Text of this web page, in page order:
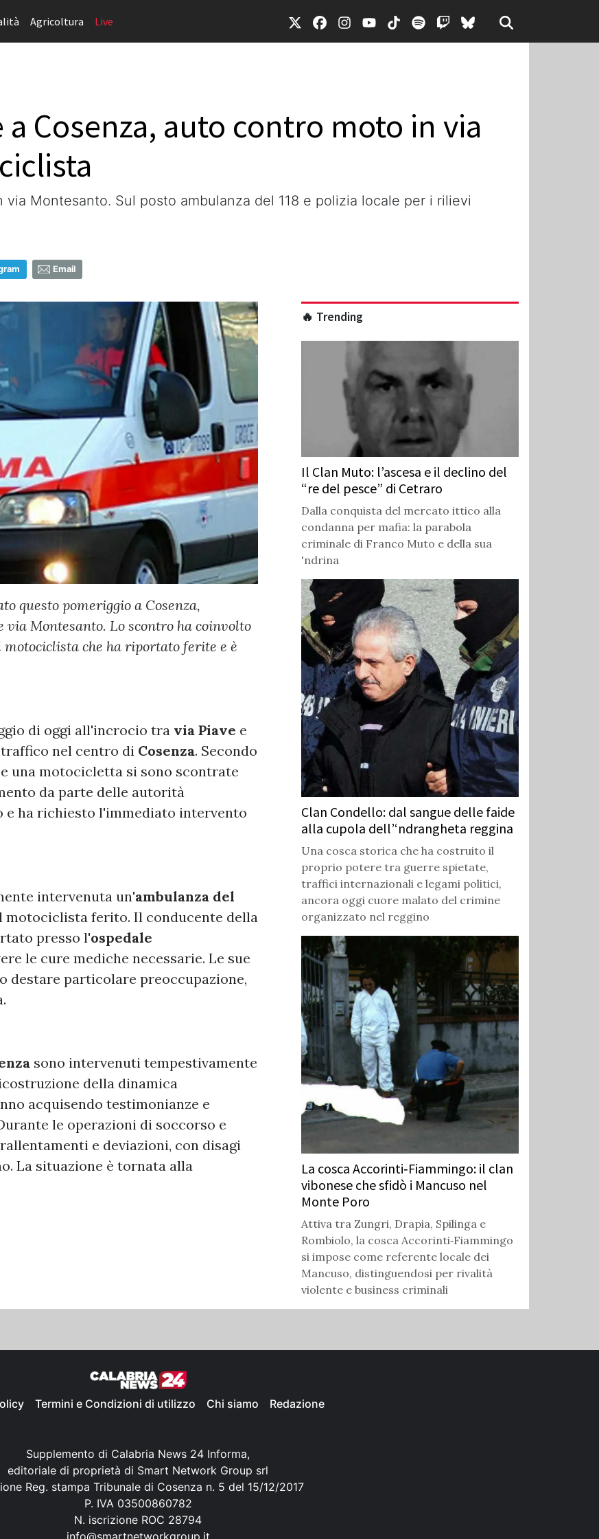
Agricoltura Live
Cosenza, auto contro moto in via
Montesanto. Sul posto ambulanza del 118 e polizia locale per i rilievi
Email
questo pomeriggio a Cosenza,
Montesanto. Lo scontro ha coinvolto
che ha riportato ferite e è
di oggi all'incrocio tra via Piave e
nel centro di Cosenza. Secondo
una motocicletta si sono scontrate
da parte delle autorità
ha richiesto l'immediato intervento
intervenuta un'ambulanza del
ferito. Il conducente della
presso l'ospedale
le cure mediche necessarie. Le sue
destare particolare preoccupazione,
sono intervenuti tempestivamente
della dinamica
acquisendo testimonianze e
le operazioni di soccorso e
e deviazioni, con disagi
La situazione è tornata alla
🔥 Trending
Il Clan Muto: l’ascesa e il declino del
“re del pesce” di Cetraro
Dalla conquista del mercato ittico alla
condanna per mafia: la parabola
criminale di Franco Muto e della sua
'ndrina
Clan Condello: dal sangue delle faide
alla cupola dell’‘ndrangheta reggina
Una cosca storica che ha costruito il
proprio potere tra guerre spietate,
traffici internazionali e legami politici,
ancora oggi cuore malato del crimine
organizzato nel reggino
La cosca Accorinti‑Fiammingo: il clan
vibonese che sfidò i Mancuso nel
Monte Poro
Attiva tra Zungri, Drapia, Spilinga e
Rombiolo, la cosca Accorinti‑Fiammingo
si impose come referente locale dei
Mancuso, distinguendosi per rivalità
violente e business criminali
Termini e Condizioni di utilizzo Chi siamo Redazione
Supplemento di Calabria News 24 Informa,
editoriale di proprietà di Smart Network Group srl
Reg. stampa Tribunale di Cosenza n. 5 del 15/12/2017
P. IVA 03500860782
N. iscrizione ROC 28794
info@smartnetworkgroup.it